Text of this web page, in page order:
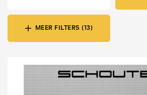
MEER FILTERS (13)